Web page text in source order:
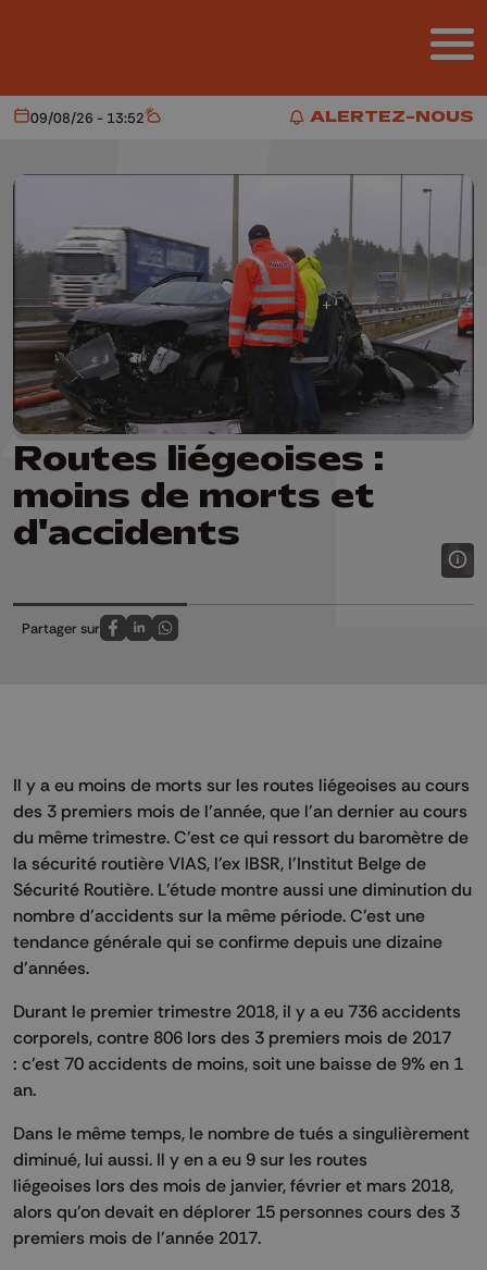
ALERTEZ-NOUS
ALERTEZ-NOUS
Aujourd'hui
09/08/26 - 13:52 Météo
Routes liégeoises :
moins de morts et
d'accidents
Partager sur
Partagez sur FaceBook
Partagez sur LinkedIn
Partagez sur Whatsapp
Il y a eu moins de morts sur les routes liégeoises au cours
des 3 premiers mois de l’année, que l'an dernier au cours
du même trimestre. C'est ce qui ressort du baromètre de
la sécurité routière VIAS, l'ex IBSR, l'Institut Belge de
Sécurité Routière. L’étude montre aussi une diminution du
nombre d’accidents sur la même période. C’est une
tendance générale qui se confirme depuis une dizaine
d’années.
Durant le premier trimestre 2018, il y a eu 736 accidents
corporels, contre 806 lors des 3 premiers mois de 2017
: c’est 70 accidents de moins, soit une baisse de 9% en 1
an.
Dans le même temps, le nombre de tués a singulièrement
diminué, lui aussi. Il y en a eu 9 sur les routes
liégeoises lors des mois de janvier, février et mars 2018,
alors qu'on devait en déplorer 15 personnes cours des 3
premiers mois de l'année 2017.